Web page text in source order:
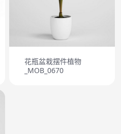
花瓶盆栽摆件植物
_MOB_0670